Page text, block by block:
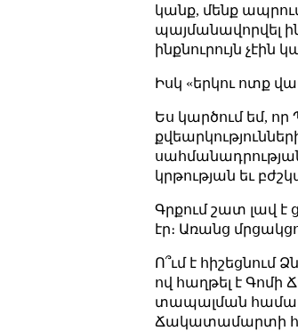
կանք, մենք
պայմանավորվել
ինքնուրույն չէին
Իսկ «երկու ոտք
Ես կարծում եմ,
կրթության եւ
Գրքում շատ լավ է
էր։ Առանց
Ո՞ւմ է հիշեցնում
ով հաղթել է Գոմի
տապալման
Ճակատամարտի